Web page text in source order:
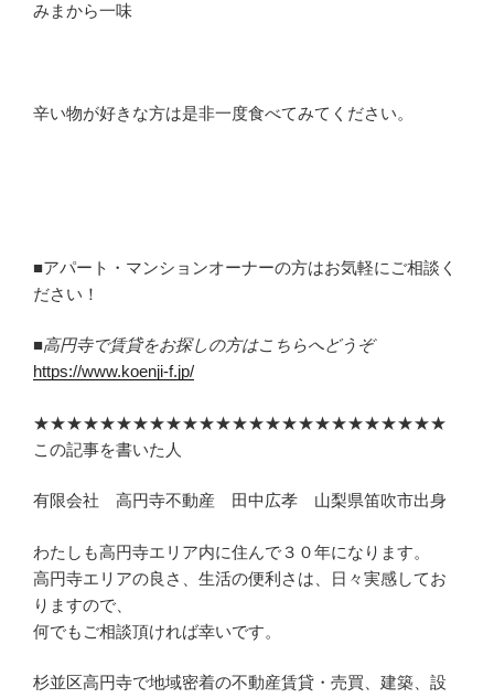
みまから一味
辛い物が好きな方は是非一度食べてみてください。
■アパート・マンションオーナーの方はお気軽にご相談く
ださい！
■高円寺で賃貸をお探しの方はこちらへどうぞ
https://www.koenji-f.jp/
★★★★★★★★★★★★★★★★★★★★★★★★★
この記事を書いた人
有限会社 高円寺不動産 田中広孝 山梨県笛吹市出身
わたしも高円寺エリア内に住んで３０年になります。
高円寺エリアの良さ、生活の便利さは、日々実感してお
りますので、
何でもご相談頂ければ幸いです。
杉並区高円寺で地域密着の不動産賃貸・売買、建築、設